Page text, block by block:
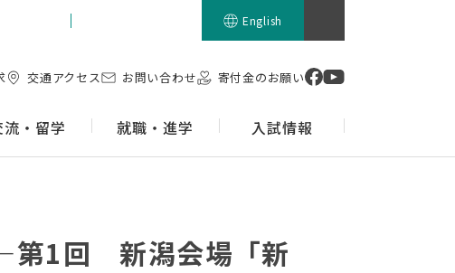
English
交通アクセス お問い合わせ 寄付金のお願い
・留学 就職・進学 入試情報
第1回 新潟会場「新